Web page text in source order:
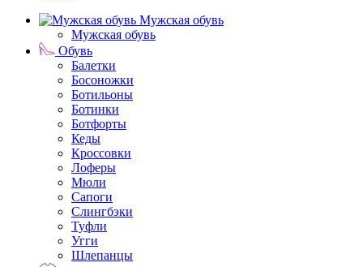
Мужская обувь
Мужская обувь
Обувь
Балетки
Босоножки
Ботильоны
Ботинки
Ботфорты
Кеды
Кроссовки
Лоферы
Мюли
Сапоги
Слингбэки
Туфли
Угги
Шлепанцы